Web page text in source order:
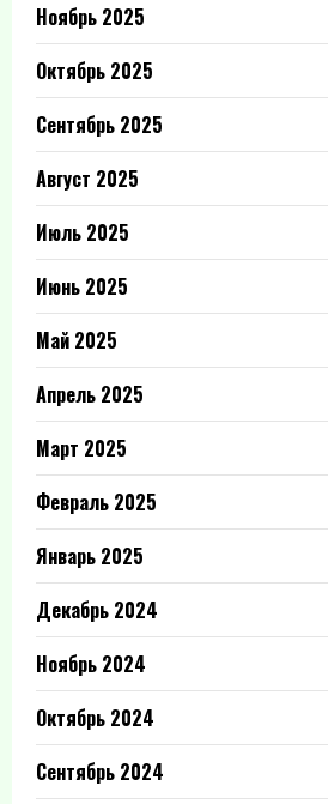
Ноябрь 2025
Октябрь 2025
Сентябрь 2025
Август 2025
Июль 2025
Июнь 2025
Май 2025
Апрель 2025
Март 2025
Февраль 2025
Январь 2025
Декабрь 2024
Ноябрь 2024
Октябрь 2024
Сентябрь 2024